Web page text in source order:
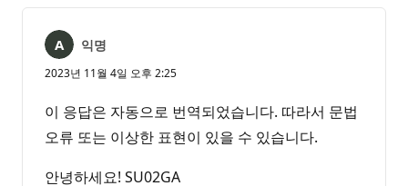
음
익명
2023년 11월 4일 오후 2:25
이 응답은 자동으로 번역되었습니다. 따라서 문법
오류 또는 이상한 표현이 있을 수 있습니다.
안녕하세요! SU02GA